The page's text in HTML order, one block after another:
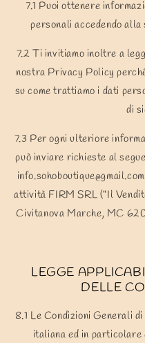
7.1 Puoi ottenere
personali accedendo
7.2 Ti invitiamo inoltre a
nostra Privacy Policy
su come trattiamo i dati
di
7.3 Per ogni ulteriore
può inviare richieste al
info.sohoboutique@gmail.com
attività FIRM SRL (“Il
Civitanova Marche, MC
LEGGE
DELLE
8.1 Le Condizioni Generali
italiana ed in